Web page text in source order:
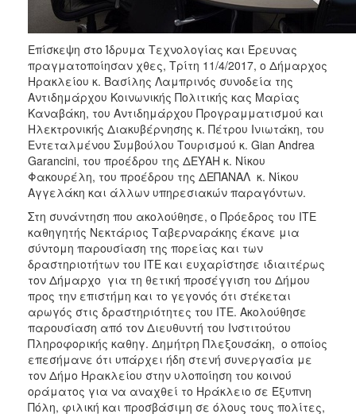
2006
ΤΟΠΟΣ
ΠΟΛΙΤΙΣΜΟΣ
ΑΝΘΕΚΤΙΚΗ
ΠΟΛΗ
Επίσκεψη στο Ίδρυμα Τεχνολογίας και Έρευνας
πραγματοποίησαν χθες, Τρίτη 11/4/2017, ο Δήμαρχος
Ηρακλείου κ. Βασίλης Λαμπρινός συνοδεία της
Αντιδημάρχου Κοινωνικής Πολιτικής κας Μαρίας
Καναβάκη, του Αντιδημάρχου Προγραμματισμού και
Ηλεκτρονικής Διακυβέρνησης κ. Πέτρου Ινιωτάκη, του
Εντεταλμένου Συμβούλου Τουρισμού κ. Gian Andrea
Garancini, του προέδρου της ΔΕΥΑΗ κ. Νίκου
Φακουρέλη, του προέδρου της ΔΕΠΑΝΑΛ κ. Νίκου
Αγγελάκη και άλλων υπηρεσιακών παραγόντων.
Στη συνάντηση που ακολούθησε, ο Πρόεδρος του ΙΤΕ
καθηγητής Νεκτάριος Ταβερναράκης έκανε μια
σύντομη παρουσίαση της πορείας και των
δραστηριοτήτων του ΙΤΕ και ευχαρίστησε ιδιαιτέρως
τον Δήμαρχο για τη θετική προσέγγιση του Δήμου
προς την επιστήμη και το γεγονός ότι στέκεται
αρωγός στις δραστηριότητες του ΙΤΕ. Ακολούθησε
παρουσίαση από τον Διευθυντή του Ινστιτούτου
Πληροφορικής καθηγ. Δημήτρη Πλεξουσάκη, ο οποίος
επεσήμανε ότι υπάρχει ήδη στενή συνεργασία με
τον Δήμο Ηρακλείου στην υλοποίηση του κοινού
οράματος για να αναχθεί το Ηράκλειο σε Έξυπνη
Πόλη, φιλική και προσβάσιμη σε όλους τους πολίτες,